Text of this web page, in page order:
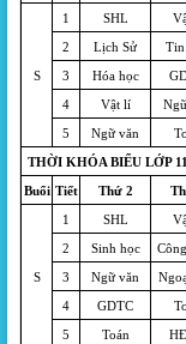
S
1 SHL
2
Lịch Sử
3
Hóa học
4
Vật lí
5
Ngữ văn
THỜI KHÓA BIỂU LỚP
Buổi Tiết Thứ 2
S
1 SHL
2
Sinh học
3
Ngữ văn
4
GDTC
5
Toán